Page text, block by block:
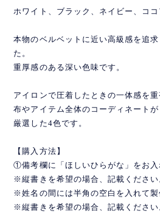
ホワイト、ブラック、ネイビー、ココ
本物のベルベットに近い高級感を追
た。
重厚感のある深い色味です。
アイロンで圧着したときの一体感を重
布やアイテム全体のコーディネート
厳選した4色です。
【購入方法】
①備考欄に「ほしいひらがな」をお入
※縦書きを希望の場合、記載ください
※姓名の間には半角の空白を入れて製
※縦書きを希望の場合、記載ください